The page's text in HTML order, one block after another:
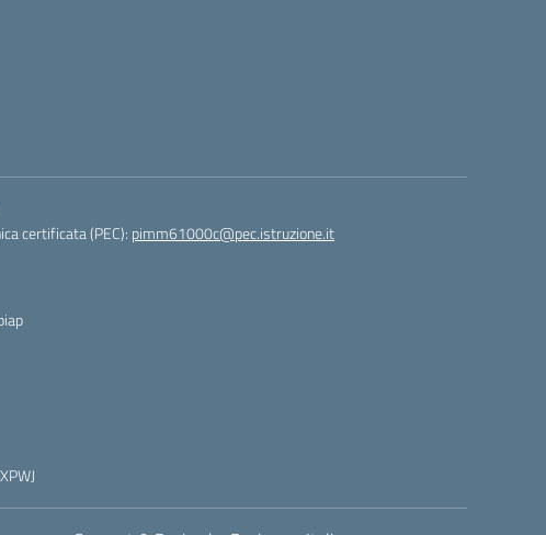
certificata (PEC): pimm61000c@pec.istruzione.it